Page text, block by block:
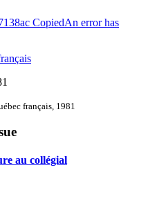
CopiedAn error has
français, 1981
au collégial